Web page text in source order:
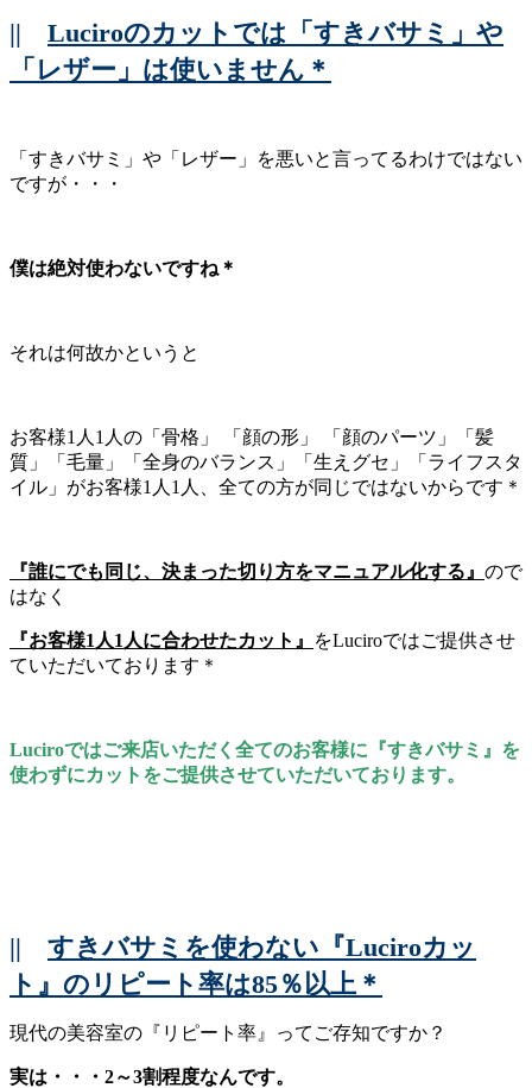
|| Luciroのカットでは「すきバサミ」や
「レザー」は使いません＊
「すきバサミ」や「レザー」を悪いと言ってるわけではない
ですが・・・
僕は絶対使わないですね＊
それは何故かというと
お客様1人1人の「骨格」 「顔の形」 「顔のパーツ」「髪
質」「毛量」「全身のバランス」「生えグセ」「ライフスタ
イル」がお客様1人1人、全ての方が同じではないからです＊
『誰にでも同じ、決まった切り方をマニュアル化する』 ので
はなく
『お客様1人1人に合わせたカット』
をLuciroではご提供させ
ていただいております＊
Luciroではご来店いただく全てのお客様に『すきバサミ』を
使わずにカットをご提供させていただいております。
|| すきバサミを使わない『Luciroカッ
ト』のリピート率は85％以上＊
現代の美容室の『リピート率』ってご存知ですか？
実は・・・2～3割程度なんです。